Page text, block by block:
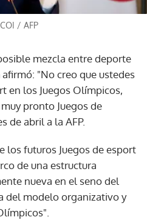
/ AFP
mezcla entre deporte
"No creo que ustedes
en los Juegos Olímpicos,
pronto Juegos de
de abril a la AFP.
los futuros Juegos de esport
de una estructura
nueva en el seno del
del modelo organizativo y